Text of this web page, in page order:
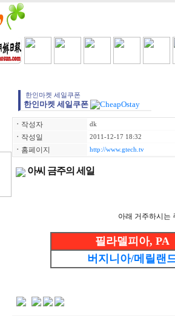
한인마켓 세일쿠폰
한인마켓 세일쿠폰
ㆍ 작성자 dk
ㆍ 작성일 2011-12-17 18:32
ㆍ 홈페이지 http://www.gtech.tv
아씨 금주의 세일
아래 거주하시는
필라델피아, PA
버지니아/메릴랜